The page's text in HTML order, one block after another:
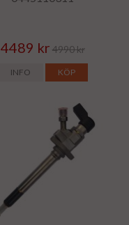
4489 kr 4990 kr
INFO KÖP